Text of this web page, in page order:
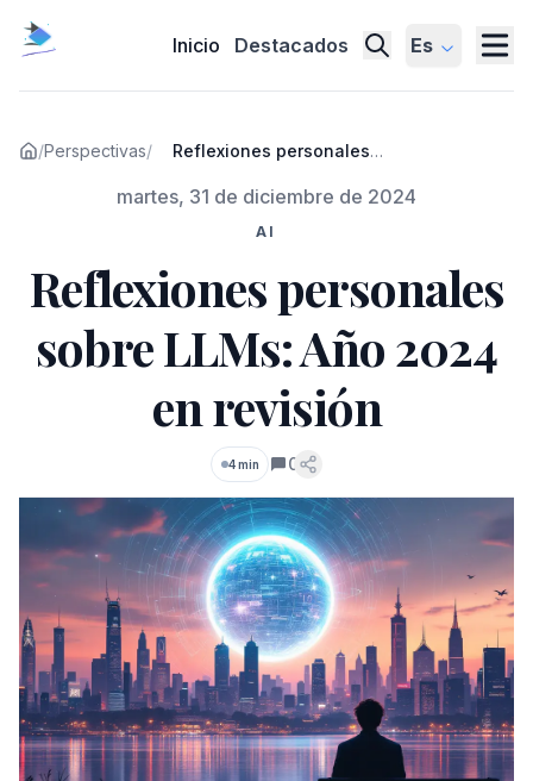
Inicio Destacados Es
/Perspectivas/
Reflexiones personales
revisión
Publicado elmartes, 31 de diciembre de 2024
AI
Reflexiones personales
sobre LLMs: Año 2024
en revisión
4 min 0
Comentarios